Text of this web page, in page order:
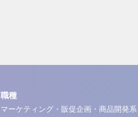
職種
マーケティング・販促企画・商品開発系